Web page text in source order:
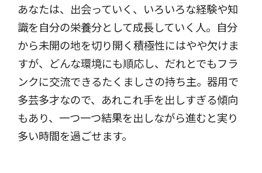
あなたは、出会っていく、いろいろな経験や知
識を自分の栄養分として成長していく人。自分
から未開の地を切り開く積極性にはやや欠けま
すが、どんな環境にも順応し、だれとでもフラ
ンクに交流できるたくましさの持ち主。器用で
多芸多才なので、あれこれ手を出しすぎる傾向
もあり、一つ一つ結果を出しながら進むと実り
多い時間を過ごせます。